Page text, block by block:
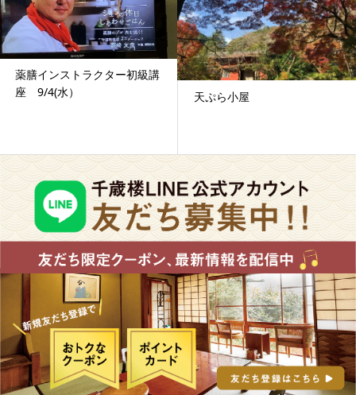
薬膳インストラクター初級講
座 9/4(水）
天ぷら小屋